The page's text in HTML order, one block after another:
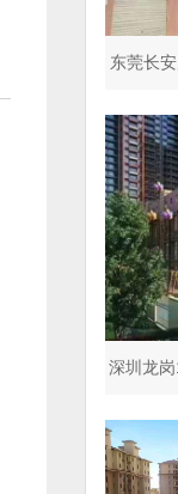
东莞长
深圳龙